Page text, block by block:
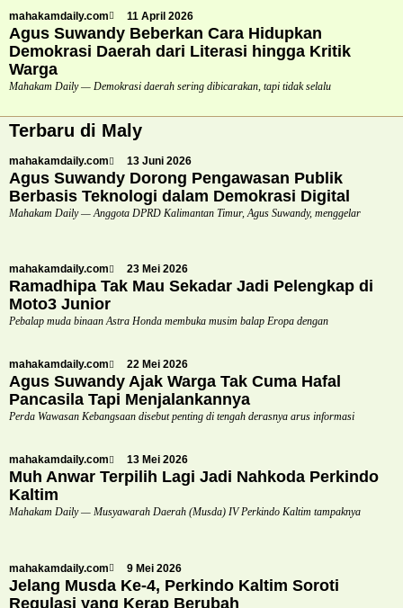
mahakamdaily.com 11 April 2026
Agus Suwandy Beberkan Cara Hidupkan
Demokrasi Daerah dari Literasi hingga Kritik
Warga
Mahakam Daily — Demokrasi daerah sering dibicarakan, tapi tidak selalu
Terbaru di Maly
mahakamdaily.com 13 Juni 2026
Agus Suwandy Dorong Pengawasan Publik
Berbasis Teknologi dalam Demokrasi Digital
Mahakam Daily — Anggota DPRD Kalimantan Timur, Agus Suwandy, menggelar
mahakamdaily.com 23 Mei 2026
Ramadhipa Tak Mau Sekadar Jadi Pelengkap di
Moto3 Junior
Pebalap muda binaan Astra Honda membuka musim balap Eropa dengan
mahakamdaily.com 22 Mei 2026
Agus Suwandy Ajak Warga Tak Cuma Hafal
Pancasila Tapi Menjalankannya
Perda Wawasan Kebangsaan disebut penting di tengah derasnya arus informasi
mahakamdaily.com 13 Mei 2026
Muh Anwar Terpilih Lagi Jadi Nahkoda Perkindo
Kaltim
Mahakam Daily — Musyawarah Daerah (Musda) IV Perkindo Kaltim tampaknya
mahakamdaily.com 9 Mei 2026
Jelang Musda Ke-4, Perkindo Kaltim Soroti
Regulasi yang Kerap Berubah